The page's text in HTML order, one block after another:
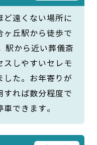
ど遠くない場所に
ヶ丘駅から徒歩で
駅から近い葬儀斎
スしやすいセレモ
した。お年寄りが
すれば数分程度で
できます。